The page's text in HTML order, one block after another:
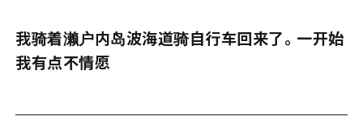
广岛观光宣传册
我骑着濑户内岛波海道骑自行车回来了。一开始
我有点不情愿